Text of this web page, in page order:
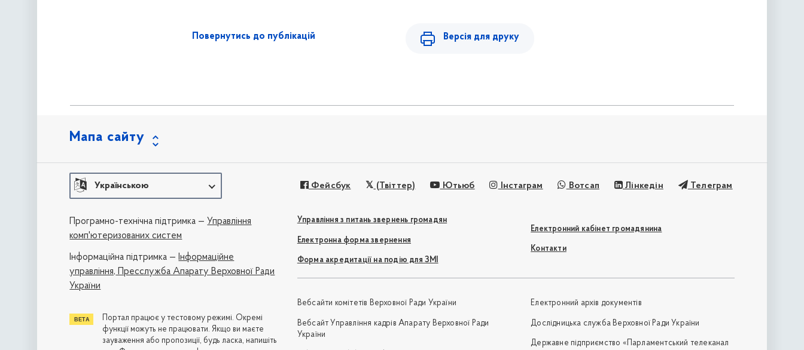
Повернутись до публікацій Версія для друку
Мапа сайту
Українською Фейсбук (Твіттер) Ютьюб Інстаграм Вотсап Лінкедін Телеграм
Управління з питань звернень громадян
Електронна форма звернення
Форма акредитації на подію для ЗМІ
Електронний кабінет громадянина
Контакти
Вебсайти комітетів Верховної Ради України
Вебсайт Управління кадрів Апарату Верховної Ради
України
Електронний архів документів
Дослідницька служба Верховної Ради України
Державне підприємство «Парламентський телеканал
Програмно-технічна підтримка — Управління
комп'ютеризованих систем
Iнформаційна підтримка —Інформаційне
управління, Пресслужба Апарату Верховної Ради
України
Портал працює у тестовому режимі. Окремі
функції можуть не працювати. Якщо ви маєте
зауваження або пропозиції, будь ласка, напишіть